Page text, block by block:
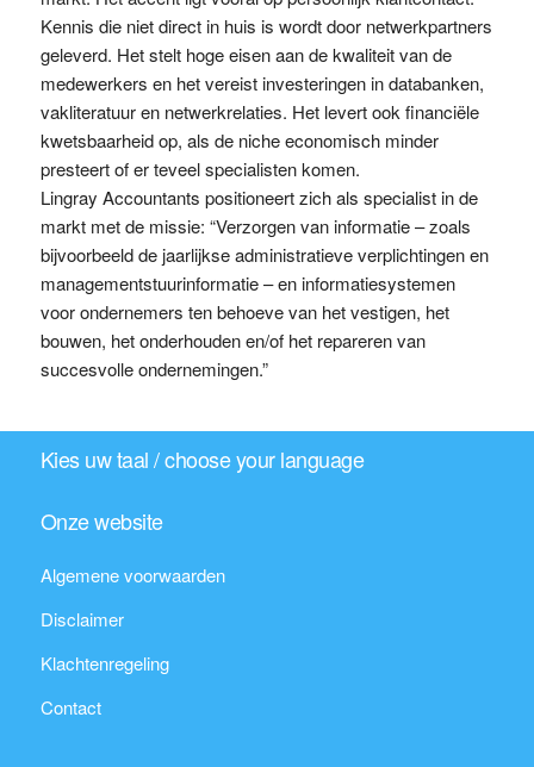
Kennis die niet direct in huis is wordt door netwerkpartners
geleverd. Het stelt hoge eisen aan de kwaliteit van de
medewerkers en het vereist investeringen in databanken,
vakliteratuur en netwerkrelaties. Het levert ook financiële
kwetsbaarheid op, als de niche economisch minder
presteert of er teveel specialisten komen.
Lingray Accountants positioneert zich als specialist in de
markt met de missie: “Verzorgen van informatie – zoals
bijvoorbeeld de jaarlijkse administratieve verplichtingen en
managementstuurinformatie – en informatiesystemen
voor ondernemers ten behoeve van het vestigen, het
bouwen, het onderhouden en/of het repareren van
succesvolle ondernemingen.”
Kies uw taal / choose your language
Onze website
Algemene voorwaarden
Disclaimer
Klachtenregeling
Contact